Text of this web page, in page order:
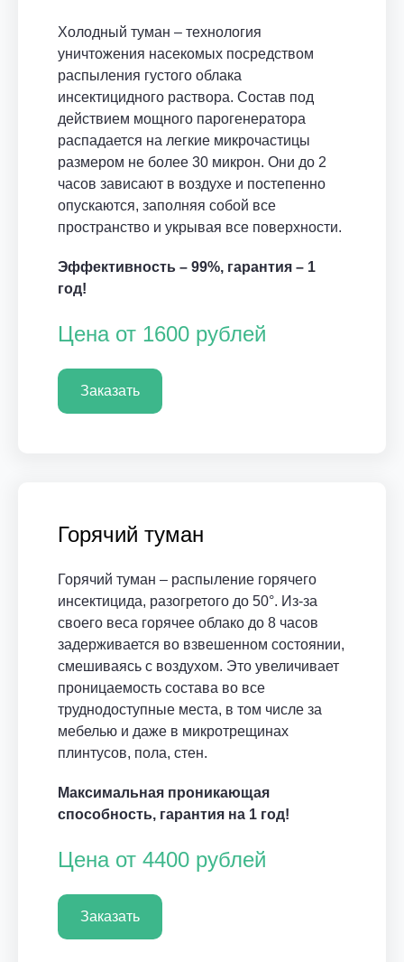
Холодный туман – технология
уничтожения насекомых посредством
распыления густого облака
инсектицидного раствора. Состав под
действием мощного парогенератора
распадается на легкие микрочастицы
размером не более 30 микрон. Они до 2
часов зависают в воздухе и постепенно
опускаются, заполняя собой все
пространство и укрывая все поверхности.
Эффективность – 99%, гарантия – 1
год!
Цена от 1600 рублей
Заказать
Горячий туман
Горячий туман – распыление горячего
инсектицида, разогретого до 50°. Из-за
своего веса горячее облако до 8 часов
задерживается во взвешенном состоянии,
смешиваясь с воздухом. Это увеличивает
проницаемость состава во все
труднодоступные места, в том числе за
мебелью и даже в микротрещинах
плинтусов, пола, стен.
Максимальная проникающая
способность, гарантия на 1 год!
Цена от 4400 рублей
Заказать